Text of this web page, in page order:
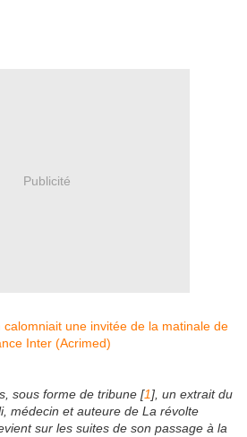
Publicité
sous forme de tribune [1] , un extrait du
médecin et auteure de La révolte
sur les suites de son passage à la